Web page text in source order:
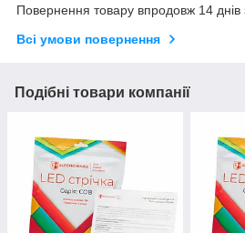
Повернення товару впродовж 14 днів
Всі умови повернення
Подібні товари компанії